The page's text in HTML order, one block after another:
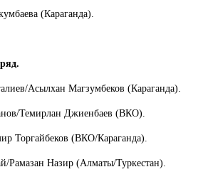
(Караганда).
Асылхан Магзумбеков (Караганда).
Темирлан Джиенбаев (ВКО).
Торгайбеков (ВКО/Караганда).
Рамазан Назир (Алматы/Туркестан).